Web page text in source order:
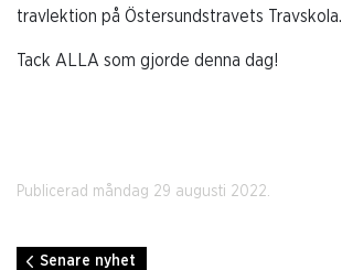
travlektion på Östersundstravets Travskola.
Tack ALLA som gjorde denna dag!
Publicerad måndag 29 augusti 2022.
Senare nyhet